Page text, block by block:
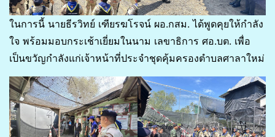
ในการนี้ นายธีรวิทย์ เฑียรฆโรจน์ ผอ.กสม. ได้พูดคุยให้กำลัง
ใจ พร้อมมอบกระเช้าเยี่ยมในนาม เลขาธิการ ศอ.บต. เพื่อ
เป็นขวัญกำลังแก่เจ้าหน้าที่ประจำชุดคุ้มครองตำบลศาลาใหม่